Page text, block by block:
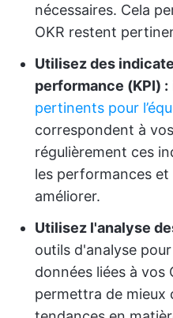
nécessaires. Cela
OKR restent
Utilisez des
performance (KPI) :
pertinents pour
correspondent à
régulièrement ces
les performances
améliorer.
Utilisez l'analyse
outils d'analyse
données liées à vos
permettra de mieux